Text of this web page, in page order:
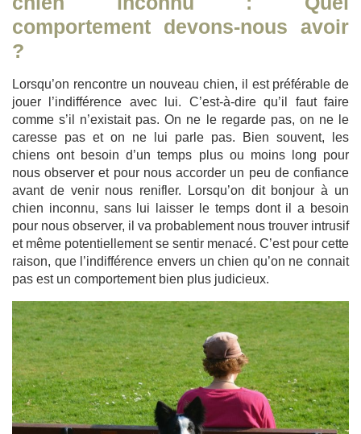
comportement devons-nous avoir
?
Lorsqu’on rencontre un nouveau chien, il est préférable de
jouer l’indifférence avec lui. C’est-à-dire qu’il faut faire
comme s’il n’existait pas. On ne le regarde pas, on ne le
caresse pas et on ne lui parle pas. Bien souvent, les
chiens ont besoin d’un temps plus ou moins long pour
nous observer et pour nous accorder un peu de confiance
avant de venir nous renifler. Lorsqu’on dit bonjour à un
chien inconnu, sans lui laisser le temps dont il a besoin
pour nous observer, il va probablement nous trouver intrusif
et même potentiellement se sentir menacé. C’est pour cette
raison, que l’indifférence envers un chien qu’on ne connait
pas est un comportement bien plus judicieux.